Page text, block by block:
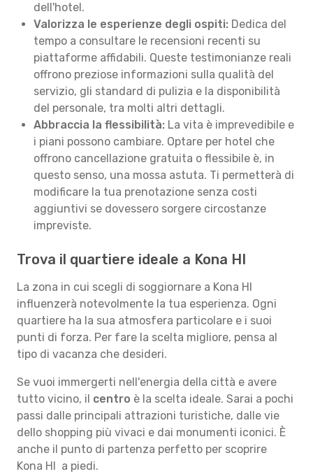
dell'hotel.
Valorizza le esperienze degli ospiti: Dedica del
tempo a consultare le recensioni recenti su
piattaforme affidabili. Queste testimonianze reali
offrono preziose informazioni sulla qualità del
servizio, gli standard di pulizia e la disponibilità
del personale, tra molti altri dettagli.
Abbraccia la flessibilità: La vita è imprevedibile e
i piani possono cambiare. Optare per hotel che
offrono cancellazione gratuita o flessibile è, in
questo senso, una mossa astuta. Ti permetterà di
modificare la tua prenotazione senza costi
aggiuntivi se dovessero sorgere circostanze
impreviste.
Trova il quartiere ideale a Kona HI
La zona in cui scegli di soggiornare a Kona HI
influenzerà notevolmente la tua esperienza. Ogni
quartiere ha la sua atmosfera particolare e i suoi
punti di forza. Per fare la scelta migliore, pensa al
tipo di vacanza che desideri.
Se vuoi immergerti nell'energia della città e avere
tutto vicino, il centro è la scelta ideale. Sarai a pochi
passi dalle principali attrazioni turistiche, dalle vie
dello shopping più vivaci e dai monumenti iconici. È
anche il punto di partenza perfetto per scoprire
Kona HI a piedi.